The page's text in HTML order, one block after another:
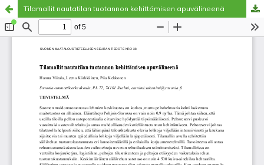
Tilamallit nautatilan tuotannon kehittämisen apuvälineenä
Palvelua ylläpitääTieteellisten seurain valtuuskunta